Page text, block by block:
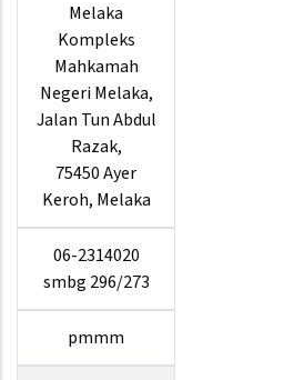
Melaka
Kompleks
Mahkamah
Negeri Melaka,
Jalan Tun Abdul
Razak,
75450 Ayer
Keroh, Melaka
06-2314020
smbg 296/273
pmmm